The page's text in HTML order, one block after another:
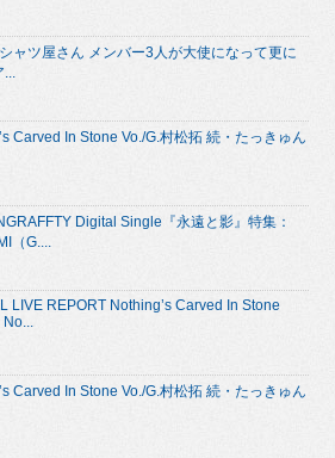
ャツ屋さん メンバー3人が大使になって更に
...
Carved In Stone Vo./G.村松拓 続・たっきゅん
Digital Single『永遠と影』特集：
（G....
LIVE REPORT Nothing’s Carved In Stone
No...
Carved In Stone Vo./G.村松拓 続・たっきゅん